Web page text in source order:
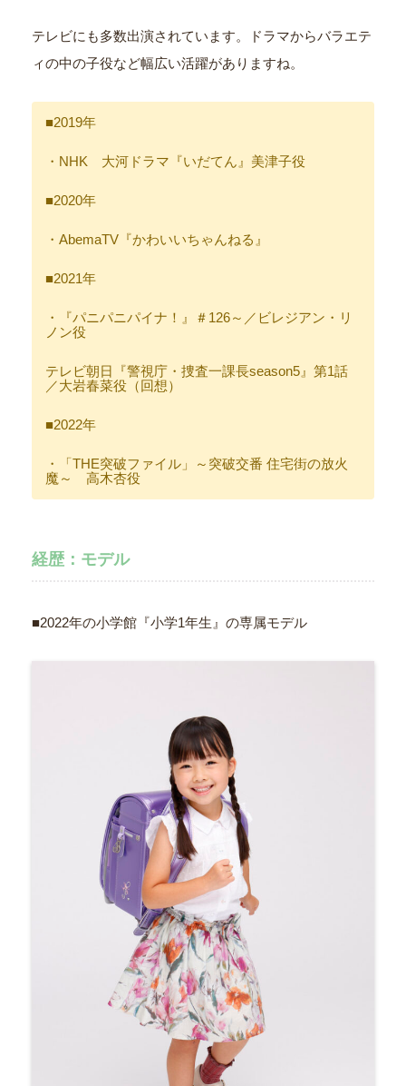
テレビにも多数出演されています。ドラマからバラエテ
ィの中の子役など幅広い活躍がありますね。
■2019年
・NHK 大河ドラマ『いだてん』美津子役
■2020年
・AbemaTV『かわいいちゃんねる』
■2021年
・『パニパニパイナ！』＃126～／ビレジアン・リ
ノン役
テレビ朝日『警視庁・捜査一課長season5』第1話
／大岩春菜役（回想）
■2022年
・「THE突破ファイル」～突破交番 住宅街の放火
魔～ 高木杏役
経歴：モデル
■2022年の小学館『小学1年生』の専属モデル